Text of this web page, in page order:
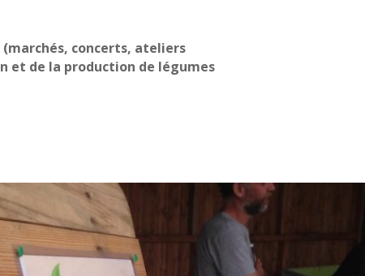
concerts, ateliers
et de la production de légumes